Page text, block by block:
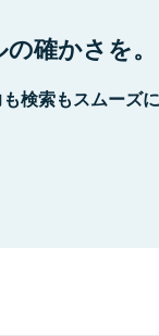
確かさを。
検索もスムーズ